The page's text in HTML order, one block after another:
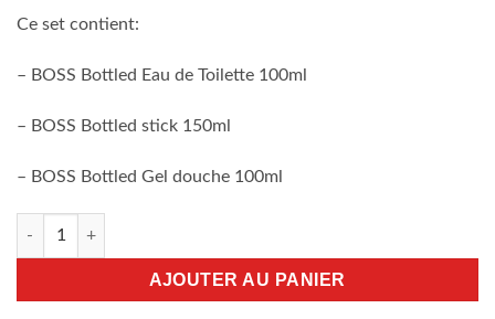
Ce set contient:
– BOSS Bottled Eau de Toilette 100ml
– BOSS Bottled stick 150ml
– BOSS Bottled Gel douche 100ml
quantité de Coffret Boss Bottled 3pcs
AJOUTER AU PANIER